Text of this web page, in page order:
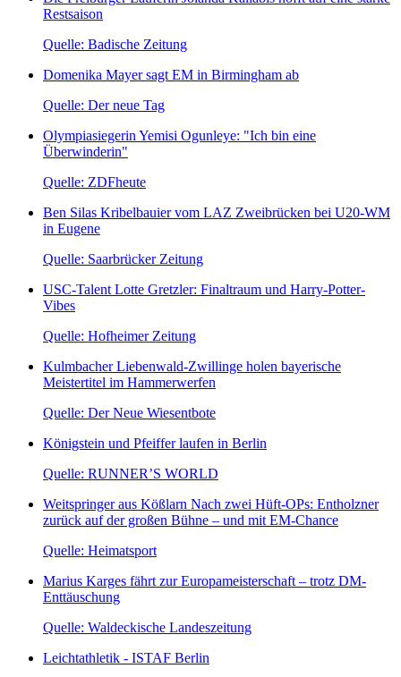
Restsaison
Quelle: Badische Zeitung
Domenika Mayer sagt EM in Birmingham ab
Quelle: Der neue Tag
Olympiasiegerin Yemisi Ogunleye: "Ich bin eine
Überwinderin"
Quelle: ZDFheute
Ben Silas Kribelbauier vom LAZ Zweibrücken bei U20-WM
in Eugene
Quelle: Saarbrücker Zeitung
USC-Talent Lotte Gretzler: Finaltraum und Harry-Potter-
Vibes
Quelle: Hofheimer Zeitung
Kulmbacher Liebenwald-Zwillinge holen bayerische
Meistertitel im Hammerwerfen
Quelle: Der Neue Wiesentbote
Königstein und Pfeiffer laufen in Berlin
Quelle: RUNNER’S WORLD
Weitspringer aus Kößlarn Nach zwei Hüft-OPs: Entholzner
zurück auf der großen Bühne – und mit EM-Chance
Quelle: Heimatsport
Marius Karges fährt zur Europameisterschaft – trotz DM-
Enttäuschung
Quelle: Waldeckische Landeszeitung
Leichtathletik - ISTAF Berlin